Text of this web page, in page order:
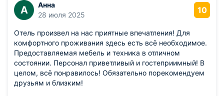
А
Анна
28 июля 2025
10
Отель произвел на нас приятные впечатления! Для
комфортного проживания здесь есть всё необходимое.
Предоставляемая мебель и техника в отличном
состоянии. Персонал приветливый и гостеприимный! В
целом, всё понравилось! Обязательно порекомендуем
друзьям и близким!